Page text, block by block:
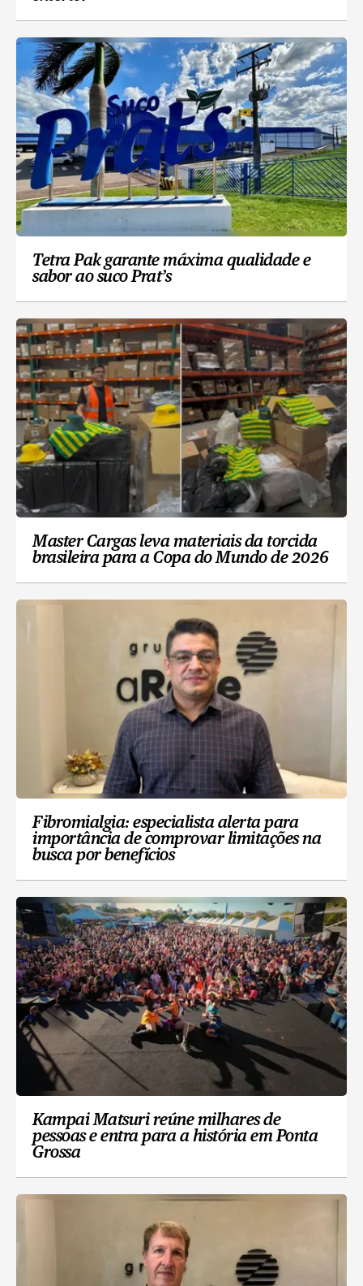
Tetra Pak garante máxima qualidade e
sabor ao suco Prat’s
Master Cargas leva materiais da torcida
brasileira para a Copa do Mundo de 2026
Fibromialgia: especialista alerta para
importância de comprovar limitações na
busca por benefícios
Kampai Matsuri reúne milhares de
pessoas e entra para a história em Ponta
Grossa